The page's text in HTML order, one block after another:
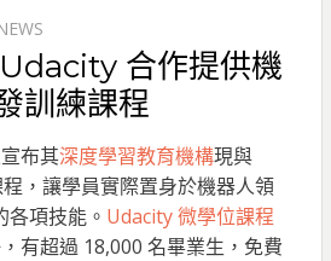
合作提供機
訓練課程
布其深度學習教育機構現與
，讓學員實際置身於機器人領
項技能。 Udacity 微學位課程
有超過 18,000 名畢業生，免費